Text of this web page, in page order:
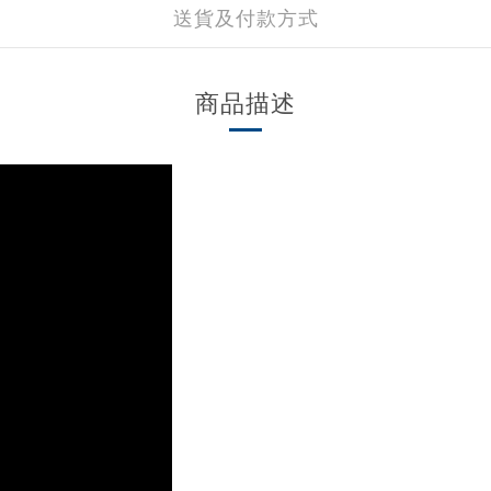
送貨及付款方式
商品描述